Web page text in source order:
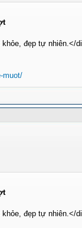
đẹp tự nhiên.</
muot/
đẹp tự nhiên.</